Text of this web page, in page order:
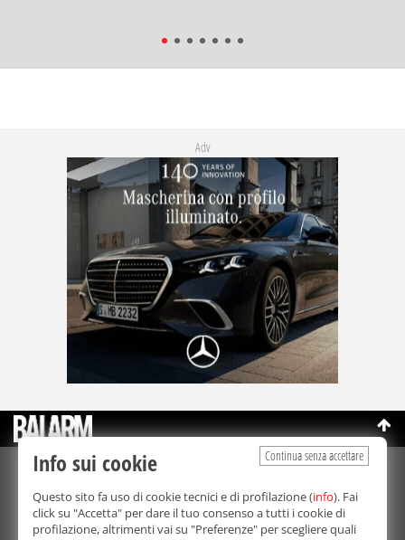
Adv
©Copyright 2003-2026
Bmedia Srl- P.IVA 07064240828
La riproduzione totale o parziale di tutti i contenuti, in qualunque
forma, su qualsiasi supporto è proibita.
Balarm.it è una testata giornalistica registrata. Autorizzazione del
Continua senza accettare
Info sui cookie
Questo sito fa uso di cookie tecnici e di profilazione (info). Fai
click su "Accetta" per dare il tuo consenso a tutti i cookie di
profilazione, altrimenti vai su "Preferenze" per scegliere quali